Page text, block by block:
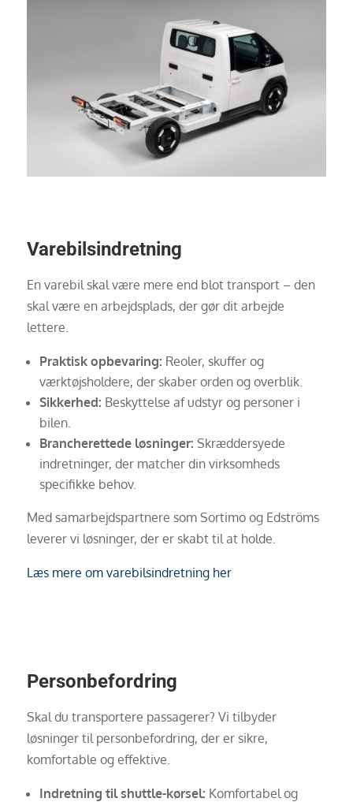
Varebilsindretning
En varebil skal være mere end blot transport – den
skal være en arbejdsplads, der gør dit arbejde
lettere.
Praktisk opbevaring: Reoler, skuffer og
værktøjsholdere, der skaber orden og overblik.
Sikkerhed: Beskyttelse af udstyr og personer i
bilen.
Brancherettede løsninger: Skræddersyede
indretninger, der matcher din virksomheds
specifikke behov.
Med samarbejdspartnere som Sortimo og Edströms
leverer vi løsninger, der er skabt til at holde.
Læs mere om varebilsindretning her
Personbefordring
Skal du transportere passagerer? Vi tilbyder
løsninger til personbefordring, der er sikre,
komfortable og effektive.
Indretning til shuttle-kørsel: Komfortabel og